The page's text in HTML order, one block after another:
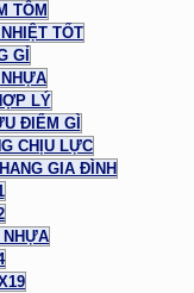
TÔM
TỐT
GỈ
LÝ
ĐIỂM GÌ
CHỊU LỰC
GIA ĐÌNH
NHỰA